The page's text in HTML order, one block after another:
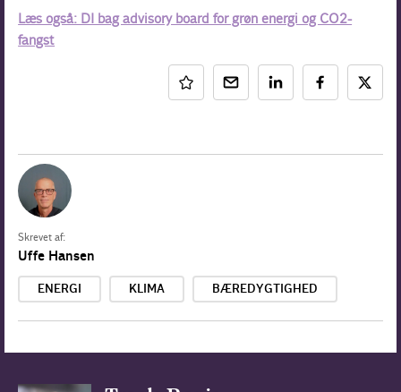
Læs også: DI bag advisory board for grøn energi og CO2-
fangst
Skrevet af:
Uffe Hansen
ENERGI KLIMA BÆREDYGTIGHED